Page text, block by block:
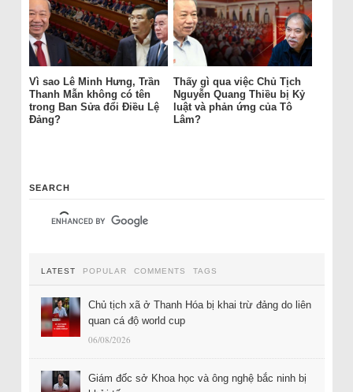
Vì sao Lê Minh Hưng, Trần
Thanh Mẫn không có tên
trong Ban Sửa đổi Điều Lệ
Đảng?
Thấy gì qua việc Chủ Tịch
Nguyễn Quang Thiều bị Kỷ
luật và phản ứng của Tô
Lâm?
SEARCH
LATEST POPULAR COMMENTS TAGS
Chủ tịch xã ở Thanh Hóa bị khai trừ đảng do liên
quan cá độ world cup
06/08/2026
Giám đốc sở Khoa học và ông nghệ bắc ninh bị